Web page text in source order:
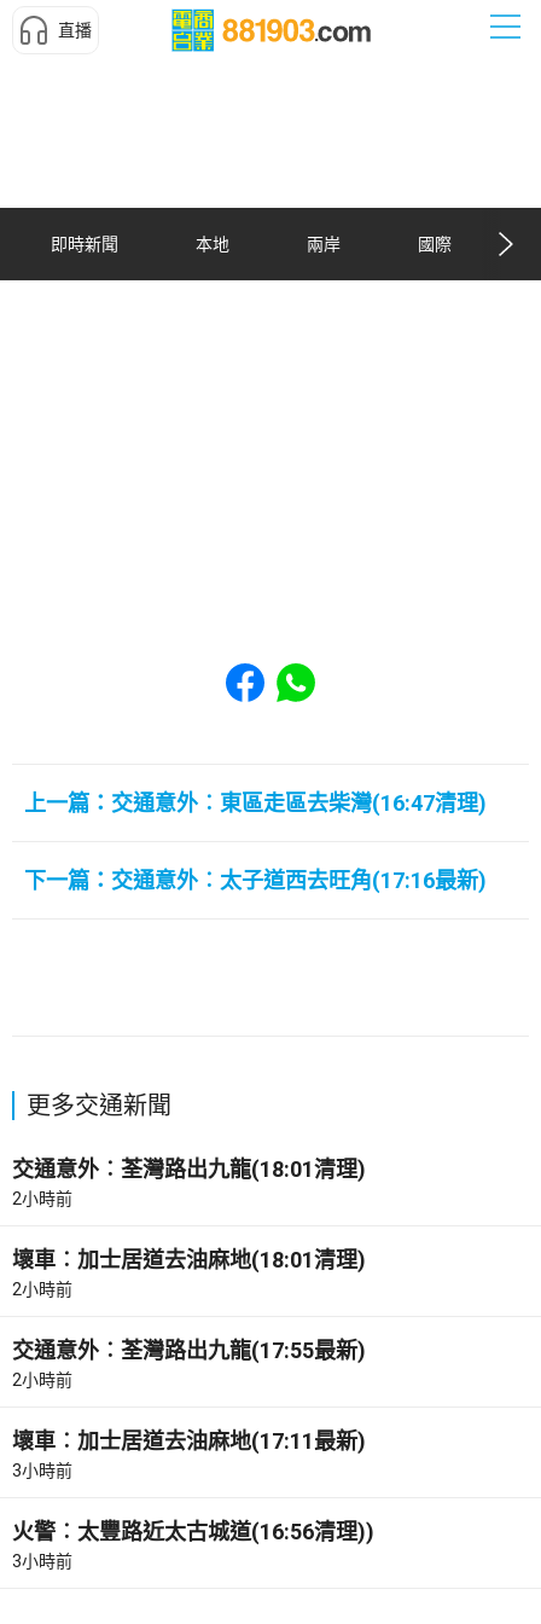
直播
即時新聞 本地 兩岸 國際
Share to Facebook
Share to WhatsApp
上一篇：交通意外︰東區走區去柴灣(16:47清理)
下一篇：交通意外︰太子道西去旺角(17:16最新)
更多交通新聞
交通意外︰荃灣路出九龍(18:01清理)
2小時前
壞車︰加士居道去油麻地(18:01清理)
2小時前
交通意外︰荃灣路出九龍(17:55最新)
2小時前
壞車︰加士居道去油麻地(17:11最新)
3小時前
火警︰太豐路近太古城道(16:56清理))
3小時前